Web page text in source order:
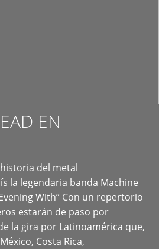
EN
del metal
la legendaria banda Machine
With” Con un repertorio
estarán de paso por
la gira por Latinoamérica que,
Costa Rica,
+